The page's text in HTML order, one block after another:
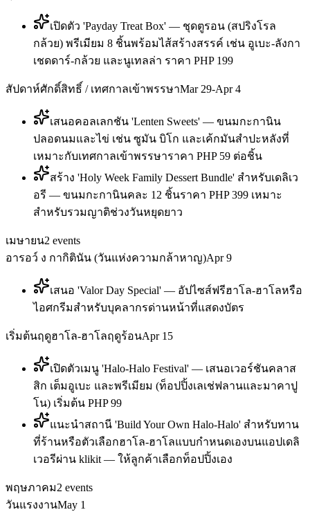
เปิดตัว 'Payday Treat Box' — ชุดตูรอน (สปริงโรล
กล้วย) พรีเมียม 8 ชิ้นพร้อมไส้สร้างสรรค์ เช่น อูเบะ-ลังกา
เชดดาร์-กล้วย และนูเทลล่า ราคา PHP 199
สัปดาห์ศักดิ์สิทธิ์ / เทศกาลเข้าพรรษาMar 29-Apr 4
เสนอคอลเลกชัน 'Lenten Sweets' — ขนมกะกานิน
ปลอดนมและไข่ เช่น ซูมัน บิโก และเค้กมันสำปะหลังที่
เหมาะกับเทศกาลเข้าพรรษาราคา PHP 59 ต่อชิ้น
สร้าง 'Holy Week Family Dessert Bundle' สำหรับเดลิเว
อรี — ขนมกะกานินคละ 12 ชิ้นราคา PHP 399 เหมาะ
สำหรับรวมญาติช่วงวันหยุดยาว
เมษายน2 events
อารอว์ ง กากิตินัน (วันแห่งความกล้าหาญ)Apr 9
เสนอ 'Valor Day Special' — อัปไซส์ฟรีฮาโล-ฮาโลหรือ
ไอศกรีมสำหรับบุคลากรด่านหน้าที่แสดงบัตร
เริ่มต้นฤดูฮาโล-ฮาโลฤดูร้อนApr 15
เปิดตัวเมนู 'Halo-Halo Festival' — เสนอเวอร์ชันคลาส
สิก เต็มอูเบะ และพรีเมียม (ท็อปปิ้งเลเช่ฟลานและมาคาปู
โน) เริ่มต้น PHP 99
แนะนำสถานี 'Build Your Own Halo-Halo' สำหรับทาน
ที่ร้านหรือตัวเลือกฮาโล-ฮาโลแบบกำหนดเองบนแอปเดลิ
เวอรีผ่าน klikit — ให้ลูกค้าเลือกท็อปปิ้งเอง
พฤษภาคม2 events
วันแรงงานMay 1